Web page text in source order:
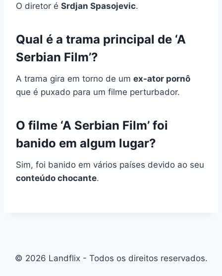
O diretor é Srdjan Spasojevic.
Qual é a trama principal de ‘A
Serbian Film’?
A trama gira em torno de um ex-ator pornô
que é puxado para um filme perturbador.
O filme ‘A Serbian Film’ foi
banido em algum lugar?
Sim, foi banido em vários países devido ao seu
conteúdo chocante.
© 2026 Landflix - Todos os direitos reservados.